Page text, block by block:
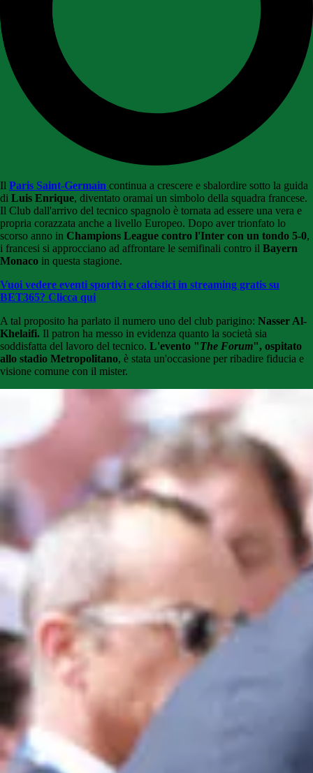
Il Paris Saint-Germain continua a crescere e sbalordire sotto la guida
di Luis Enrique, diventato oramai un simbolo della squadra francese.
Il Club dall'arrivo del tecnico spagnolo è tornata ad essere una vera e
propria corazzata anche a livello Europeo. Dopo aver trionfato lo
scorso anno in Champions League contro l'Inter con un tondo 5-0,
i francesi si approcciano ad affrontare le semifinali contro il Bayern
Monaco in questa stagione.
Vuoi vedere eventi sportivi e calcistici in streaming gratis su
BET365? Clicca qui
A tal proposito ha parlato il numero uno del club parigino: Nasser Al-
Khelaifi. Il patron ha messo in evidenza quanto la società sia
soddisfatta del lavoro del tecnico. L'evento "The Forum", ospitato
allo stadio Metropolitano, è stata un'occasione per ribadire fiducia e
visione comune con il mister.